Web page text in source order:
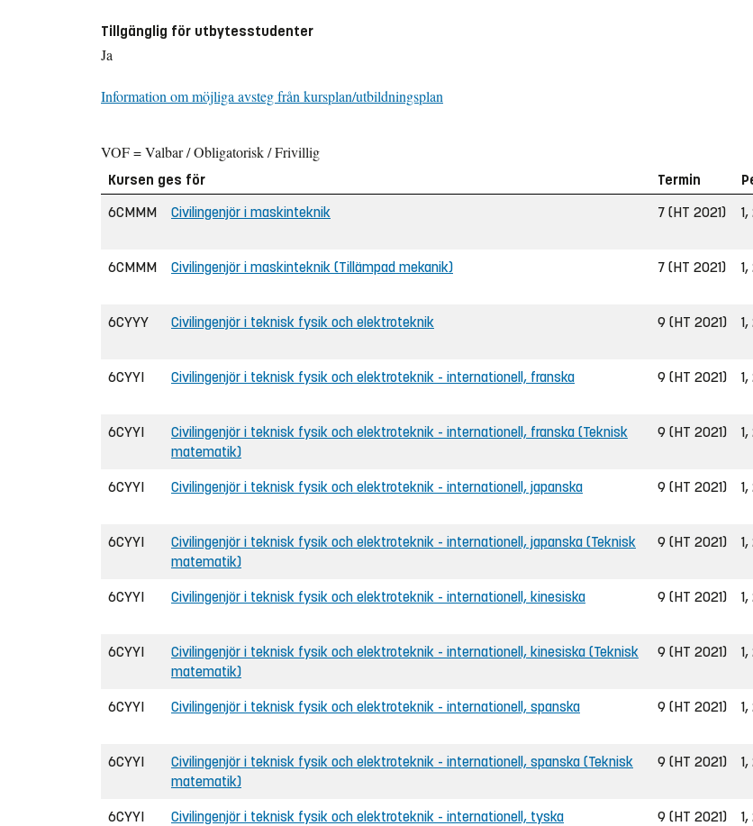
Tillgänglig för utbytesstudenter
Ja
Information om möjliga avsteg från kursplan/utbildningsplan
VOF = Valbar / Obligatorisk / Frivillig
Kursen ges för Termin
6CMMM
Civilingenjör i maskinteknik 7 (HT 2021)
6CMMM Civilingenjör i maskinteknik (Tillämpad mekanik) 7 (HT 2021)
6CYYY Civilingenjör i teknisk fysik och elektroteknik 9 (HT 2021)
6CYYI Civilingenjör i teknisk fysik och elektroteknik - internationell, franska 9 (HT 2021)
6CYYI
Civilingenjör i teknisk fysik och elektroteknik - internationell, franska (Teknisk
matematik)
9 (HT 2021)
6CYYI Civilingenjör i teknisk fysik och elektroteknik - internationell, japanska 9 (HT 2021)
6CYYI
Civilingenjör i teknisk fysik och elektroteknik - internationell, japanska (Teknisk
matematik)
9 (HT 2021)
6CYYI Civilingenjör i teknisk fysik och elektroteknik - internationell, kinesiska 9 (HT 2021)
6CYYI
Civilingenjör i teknisk fysik och elektroteknik - internationell, kinesiska (Teknisk
matematik)
9 (HT 2021)
6CYYI Civilingenjör i teknisk fysik och elektroteknik - internationell, spanska 9 (HT 2021)
6CYYI
Civilingenjör i teknisk fysik och elektroteknik - internationell, spanska (Teknisk
matematik)
9 (HT 2021)
6CYYI Civilingenjör i teknisk fysik och elektroteknik - internationell, tyska 9 (HT 2021)